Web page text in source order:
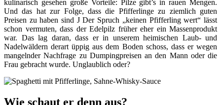
kulinarisch gesehen große Vorteile: Pilze gibt’s in rauen Mengen.
Und das hat zur Folge, dass die Pfifferlinge zu ziemlich guten
Preisen zu haben sind J Der Spruch „keinen Pfifferling wert“ lässt
schon vermuten, dass der Edelpilz früher eher ein Massenprodukt
war. Das lag daran, dass er in unserem heimischen Laub- und
Nadelwäldern derart üppig aus dem Boden schoss, dass er wegen
mangelnder Nachfrage zu Dumpingpreisen an den Mann oder die
Frau gebracht wurde. Unglaublich oder?
Wie schaut er denn aus?